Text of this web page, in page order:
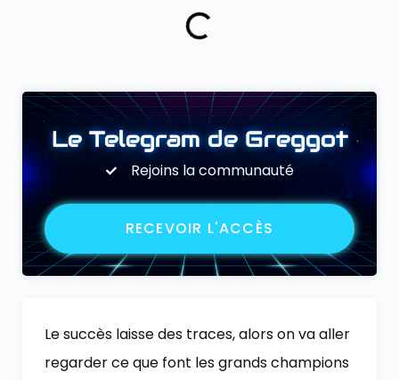
Le succès laisse des traces, alors on va aller
regarder ce que font les grands champions
Le Telegram de Greggot
Rejoins la communauté
RECEVOIR L'ACCÈS